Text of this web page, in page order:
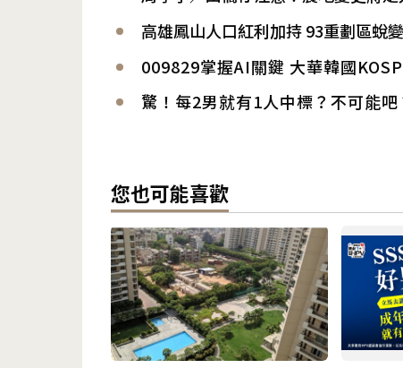
高雄鳳山人口紅利加持 93重劃區蛻
009829掌握AI關鍵 大華韓國
驚！每2男就有1人中標？不可能吧
您也可能喜歡